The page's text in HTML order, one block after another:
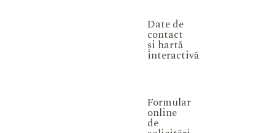
Date de
contact
și hartă
interactivă
Formular
online
de